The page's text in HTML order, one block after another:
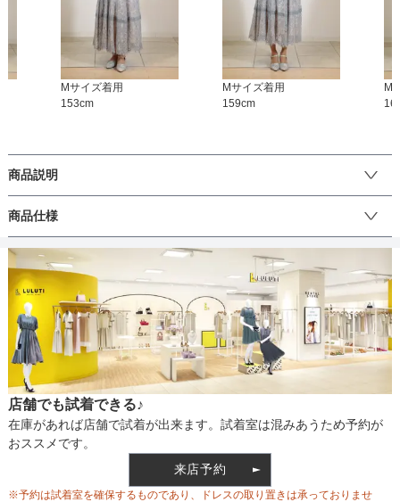
アームホール -
ウエスト
ヒップ
すそまわり - - -
Mサイズ着用
153cm
Mサイズ着用
159cm
M
商品説明
総レースが華やかなハシゴレースの切り替えワンピースです。首
元・ウエストの切り替えが清楚感と脚長効果を演出します。ウエス
トがゴムなのでストレスフリーで幅広い世代に着やすいデザインで
す。結婚式をはじめとするお祝い事での着用はもちろん、ちょっと
したお出かけや写真撮影などでもご利用頂けます♪シーンに合わせて
ご利用下さい。
商品仕様
丈 ひざ上 ひざ下 ミモレ パンツ
生地の厚さ 薄い 厚め
裏地 あり
ウエスト調整 ゴム調整
店舗でも試着できる♪
在庫があれば店舗で試着が出来ます。試着室は混みあうため予約が
おススメです。
来店予約
※予約は試着室を確保するものであり、ドレスの取り置きは承っておりませ